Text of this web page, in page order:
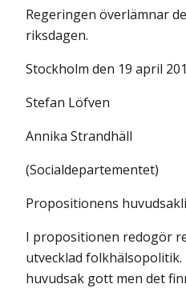
Regeringen överlämnar
riksdagen.
Stockholm den 19 april
Stefan Löfven
Annika Strandhäll
(Socialdepartementet)
Propositionens
I propositionen redogör
utvecklad folkhälsopolitik.
huvudsak gott men det